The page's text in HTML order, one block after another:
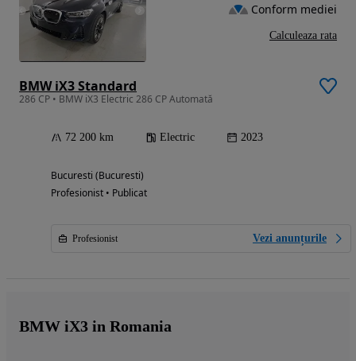
BMW iX3 Standard
286 CP • BMW iX3 Electric 286 CP Automată
72 200 km Electric 2023
Bucuresti (Bucuresti)
Profesionist • Publicat
Profesionist Vezi anunțurile
Conform mediei
Calculeaza rata
BMW iX3 in Romania